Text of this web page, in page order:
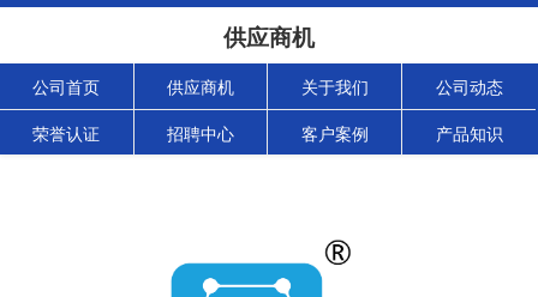
供应商机
公司首页 供应商机 关于我们 公司动态
荣誉认证 招聘中心 客户案例 产品知识